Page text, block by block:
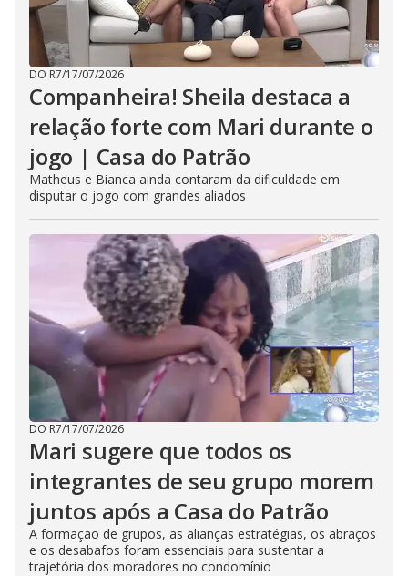
DO R7/17/07/2026
Companheira! Sheila destaca a
relação forte com Mari durante o
jogo | Casa do Patrão
Matheus e Bianca ainda contaram da dificuldade em
disputar o jogo com grandes aliados
DO R7/17/07/2026
Mari sugere que todos os
integrantes de seu grupo morem
juntos após a Casa do Patrão
A formação de grupos, as alianças estratégias, os abraços
e os desabafos foram essenciais para sustentar a
trajetória dos moradores no condomínio